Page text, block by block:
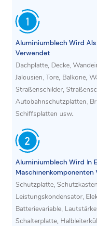
Aluminiumblech Wird
Verwendet
Dachplatte, Decke,
Jalousien, Tore, Balkone,
Straßenschilder,
Autobahnschutzplatten,
Schiffsplatten usw.
Aluminiumblech Wird In
Maschinenkomponenten
Schutzplatte,
Leistungskondensator,
Batterievariable,
Schalterplatte,